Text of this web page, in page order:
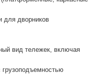
для дворников
вид тележек, включая
грузоподъемностью